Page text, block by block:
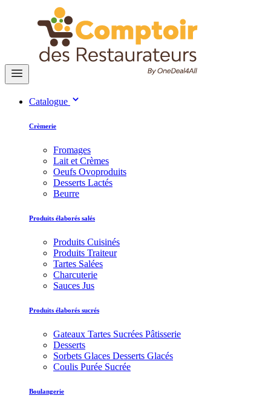
Catalogue
Crèmerie
Fromages
Lait et Crèmes
Oeufs Ovoproduits
Desserts Lactés
Beurre
Produits élaborés salés
Produits Cuisinés
Produits Traiteur
Tartes Salées
Charcuterie
Sauces Jus
Produits élaborés sucrés
Gateaux Tartes Sucrées Pâtisserie
Desserts
Sorbets Glaces Desserts Glacés
Coulis Purée Sucrée
Boulangerie